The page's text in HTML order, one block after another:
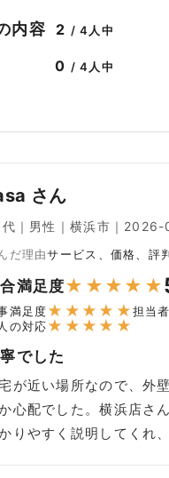
内容 2 / 4人中
0 / 4人中
さん
｜男性｜横浜市｜
だ理由サービス、価格、評
満足度★ ★ ★ ★ ★
満足度★ ★ ★ ★ ★担当
の対応★ ★ ★ ★ ★
でした
が近い場所なので、外
心配でした。横浜店さ
りやすく説明してくれ